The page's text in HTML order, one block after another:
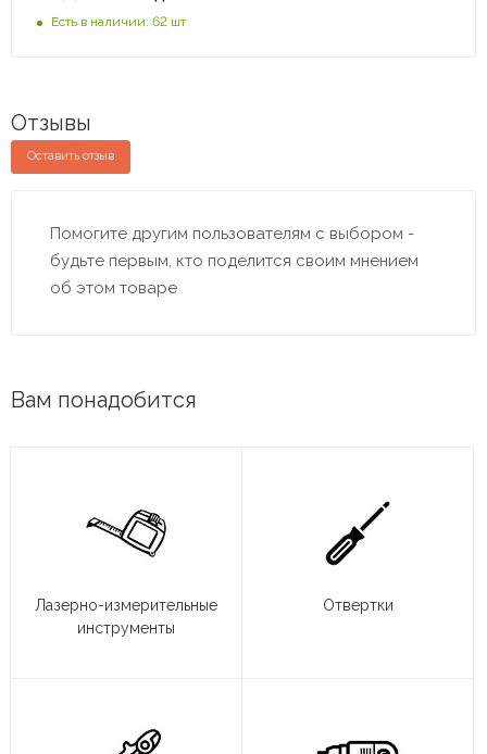
Есть в наличии: 62 шт
Отзывы
Оставить отзыв
Помогите другим пользователям с выбором -
будьте первым, кто поделится своим мнением
об этом товаре
Вам понадобится
Лазерно-измерительные
инструменты
Отвертки